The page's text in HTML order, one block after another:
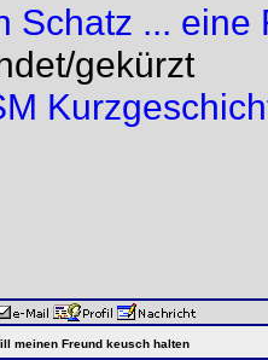
Schatz ... eine
gekürzt
meinen Freund keusch halten